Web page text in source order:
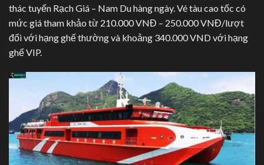
thác tuyến Rạch Giá – Nam Du hàng ngày. Vé tàu cao tốc có
mức giá tham khảo từ 210.000 VNĐ – 250.000 VNĐ/lượt
đối với hạng ghế thường và khoảng 340.000 VND với hạng
ghế VIP.